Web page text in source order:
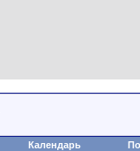
Календарь